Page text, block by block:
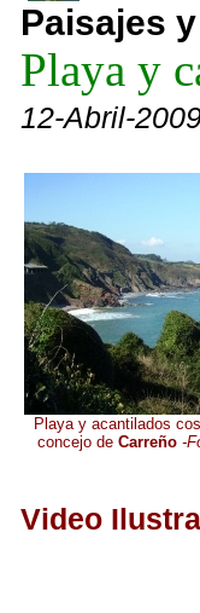
Paisajes
Playa y
12-Abril-
Playa y acantilados
concejo de Carreño -
Video